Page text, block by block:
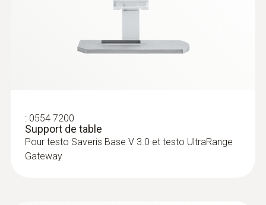
testo Saveris 1 Mode
: 0554 7200
Support de table
Pour testo Saveris Base V 3.0 et testo UltraRange
Gateway